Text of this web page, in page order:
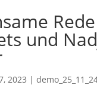
und
2023 |